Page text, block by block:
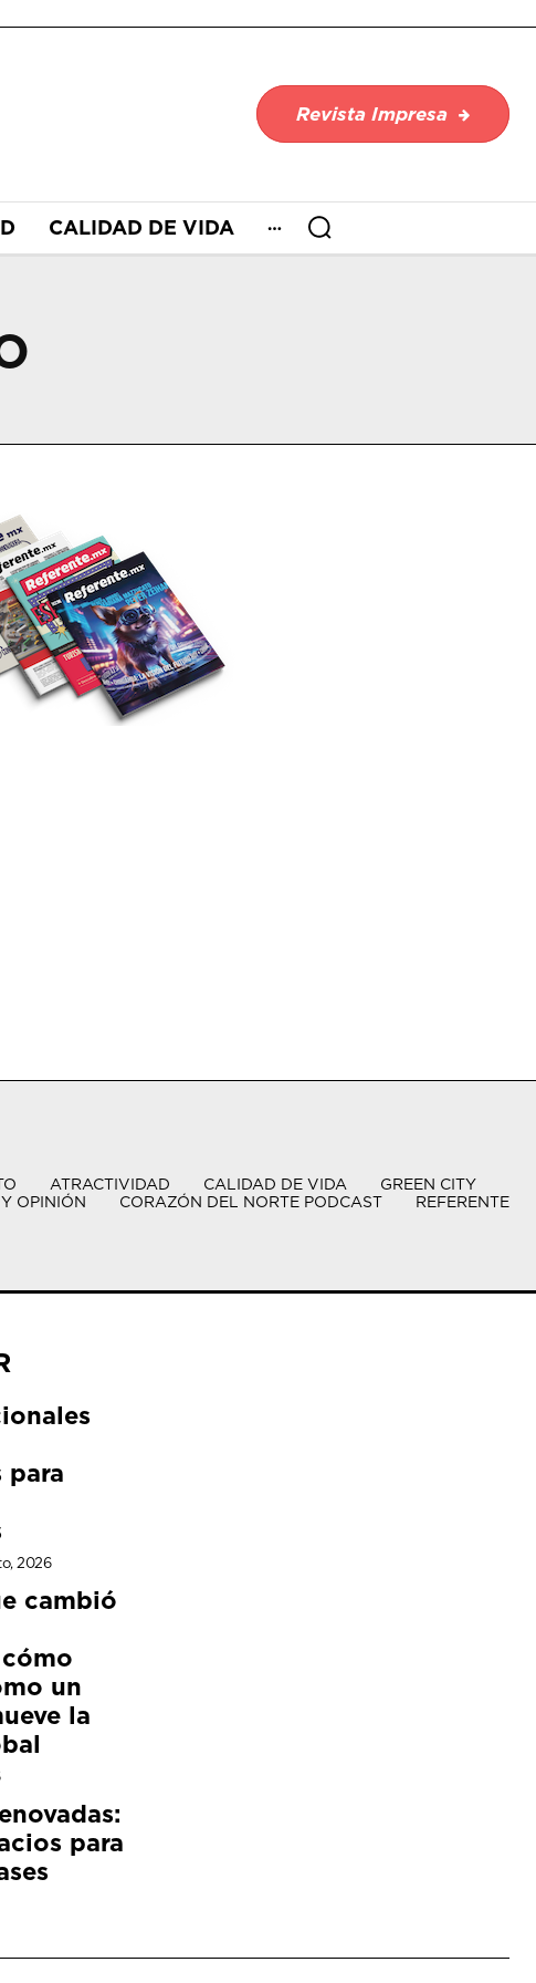
Revista Impresa
CALIDAD DE VIDA
ATRACTIVIDAD CALIDAD DE VIDA
GREEN CITY
OPINIÓN
CORAZÓN DEL NORTE PODCAST REFERENTE
2026
cambió
un
la
para